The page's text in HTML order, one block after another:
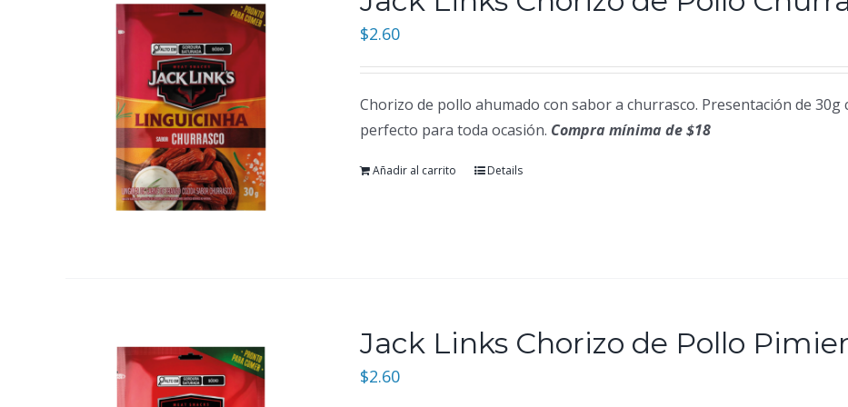
$2.60
Chorizo de pollo ahumado con sabor a churrasco. Presentación de
perfecto para toda ocasión. Compra mínima de $18
Añadir al carrito Details
Jack Links Chorizo de Pollo
$2.60